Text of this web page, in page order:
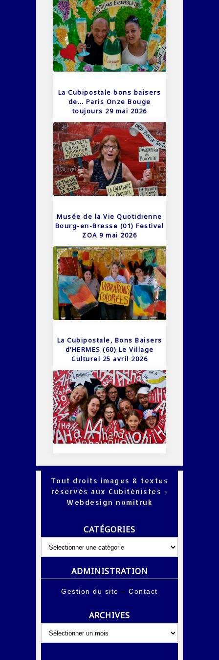
La Cubipostale bons baisers
de… Paris Onze Bouge
toujours 29 mai 2026
Musée de la Vie Quotidienne
Bourg-en-Bresse (01) Festival
ZOA 9 mai 2026
La Cubipostale, Bons Baisers
d’HERMES (60) Le Village
Culturel 25 avril 2026
Tout droits images & textes
réservés aux Cubiténistes -
Webdesign nomitruk
CATÉGORIES
ADMINISTRATION
Gestion du site –Contact
ARCHIVES